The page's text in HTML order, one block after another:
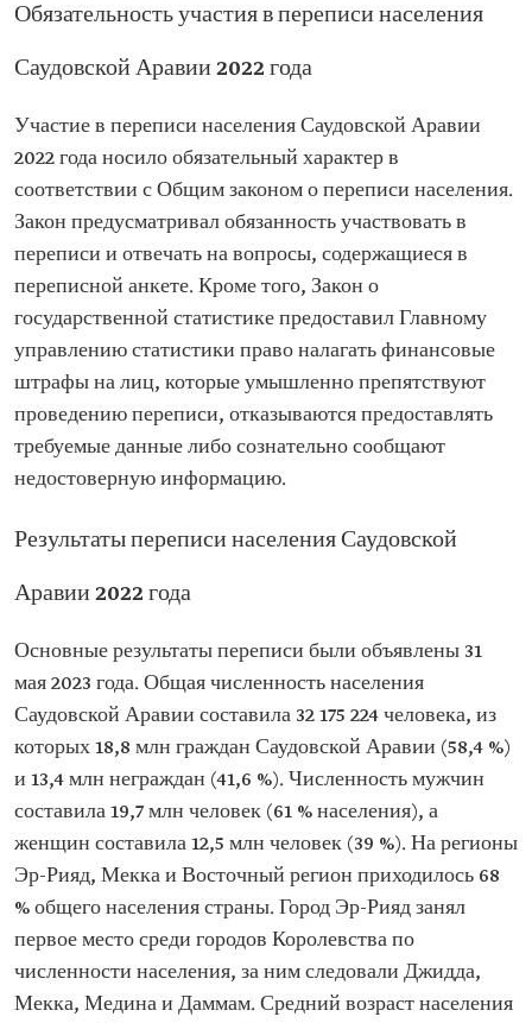
Обязательность участия в переписи населения
Саудовской Аравии 2022 года
Участие в переписи населения Саудовской Аравии
2022 года носило обязательный характер в
соответствии с Общим законом о переписи населения.
Закон предусматривал обязанность участвовать в
переписи и отвечать на вопросы, содержащиеся в
переписной анкете. Кроме того, Закон о
государственной статистике предоставил Главному
управлению статистики право налагать финансовые
штрафы на лиц, которые умышленно препятствуют
проведению переписи, отказываются предоставлять
требуемые данные либо сознательно сообщают
недостоверную информацию.
Результаты переписи населения Саудовской
Аравии 2022 года
Основные результаты переписи были объявлены 31
мая 2023 года. Общая численность населения
Саудовской Аравии составила 32 175 224 человека, из
которых 18,8 млн граждан Саудовской Аравии (58,4 %)
и 13,4 млн неграждан (41,6 %). Численность мужчин
составила 19,7 млн человек (61 % населения), а
женщин составила 12,5 млн человек (39 %). На регионы
Эр-Рияд, Мекка и Восточный регион приходилось 68
% общего населения страны. Город Эр-Рияд занял
первое место среди городов Королевства по
численности населения, за ним следовали Джидда,
Мекка, Медина и Даммам. Средний возраст населения